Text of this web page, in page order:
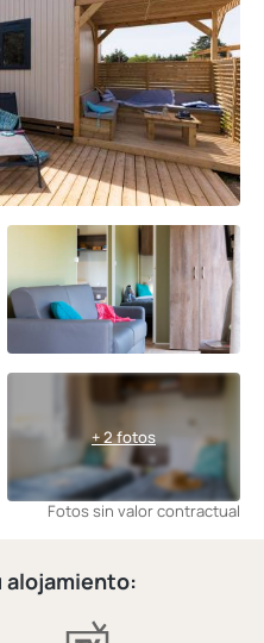
+ 2 fotos
Fotos sin valor contractual
alojamiento: